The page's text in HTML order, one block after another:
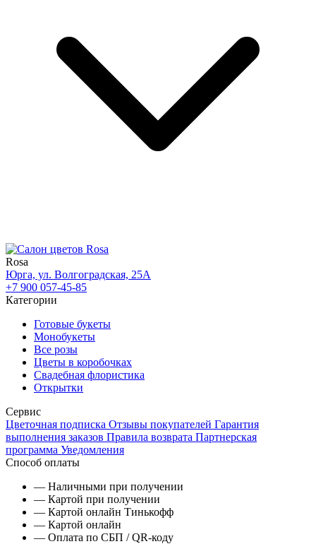
Rosa
Юрга, ул. Волгоградская, 25А
+7 900 057-45-85
Категории
Готовые букеты
Монобукеты
Все розы
Цветы в коробочках
Свадебная флористика
Открытки
Сервис
Цветочная подписка Отзывы покупателей Гарантия
выполнения заказов Правила возврата Партнерская
программа Уведомления
Способ оплаты
— Наличными при получении
— Картой при получении
— Картой онлайн Тинькофф
— Картой онлайн
— Оплата по СБП / QR-коду